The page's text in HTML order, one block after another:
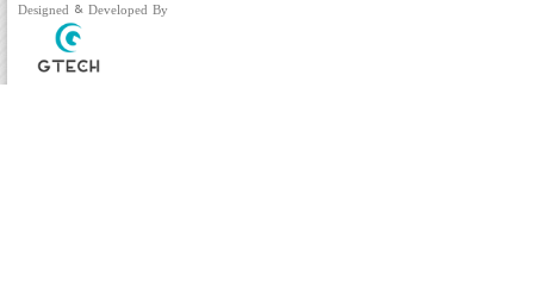
Designed & Developed By